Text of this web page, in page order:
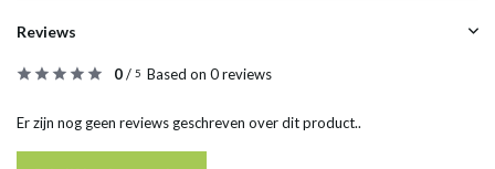
Reviews
0/ 5 Based on 0 reviews
Er zijn nog geen reviews geschreven over dit product..